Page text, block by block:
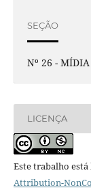
SEÇÃO
Nº 26 - MÍDIA
LICENÇA
Este trabalho
Attribution-